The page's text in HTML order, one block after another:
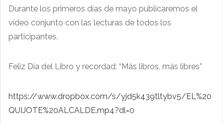
Durante los primeros días de mayo publicaremos el
vídeo conjunto con las lecturas de todos los
participantes.
Feliz Día del Libro y recordad: “Más libros, más libres”
https://www.dropbox.com/s/yjd5k439tltybv5/EL%20
QUIJOTE%20ALCALDE.mp4?dl=0